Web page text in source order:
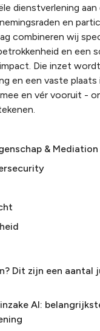
dienstverlening aan
en
combineren wij
en een
Die inzet
en een vaste plaats
en vér vooruit -
& Mediation
Dit zijn een aantal
AI: